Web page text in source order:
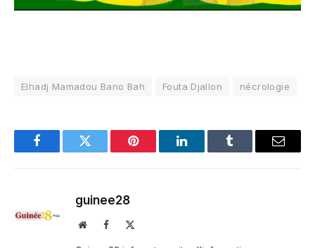
Elhadj Mamadou Bano Bah Fouta Djallon nécrologie
FacebookTwitter Pinterest LinkedInTumblr Email
guinee28
WebsiteFacebook